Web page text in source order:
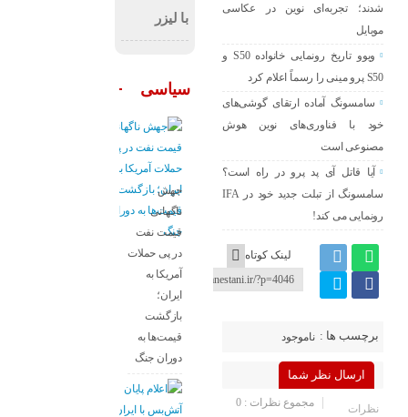
شدند؛ تجربه‌ای نوین در عکاسی
موبایل
ویوو تاریخ رونمایی خانواده S50 و
S50 پرو مینی را رسماً اعلام کرد
سامسونگ آماده ارتقای گوشی‌های
خود با فناوری‌های نوین هوش
مصنوعی است
آیا قاتل آی پد پرو در راه است؟
سامسونگ از تبلت جدید خود در IFA
رونمایی می کند!
لینک کوتاه
برچسب ها : ناموجود
ارسال نظر شما
مجموع نظرات : 0
نظرات
با لیزر
سیاسی
جهش
ناگهانی
قیمت نفت
در پی حملات
آمریکا به
ایران؛
بازگشت
قیمت‌ها به
دوران جنگ